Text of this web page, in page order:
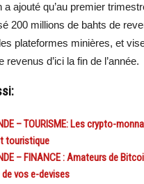
a ajouté qu’au premier
200 millions de bahts de
plateformes minières, et
revenus d’ici la fin de l’année.
– TOURISME: Les crypto-
touristique
– FINANCE : Amateurs de
vos e-devises